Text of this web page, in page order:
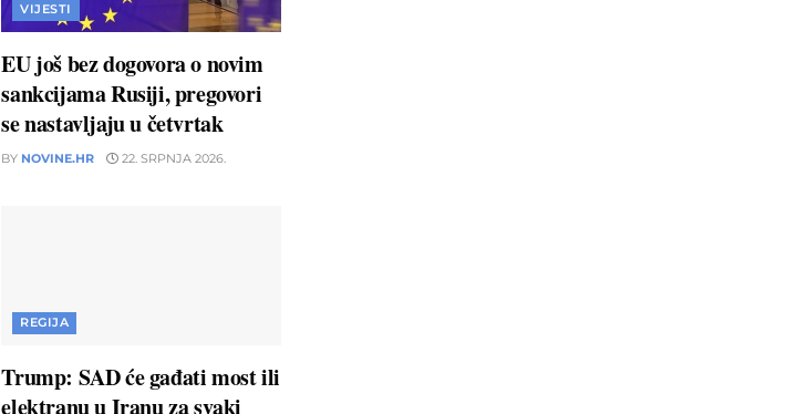
VIJESTI
EU još bez dogovora o novim
sankcijama Rusiji, pregovori
se nastavljaju u četvrtak
BY NOVINE.HR 22. SRPNJA 2026.
REGIJA
Trump: SAD će gađati most ili
elektranu u Iranu za svaki